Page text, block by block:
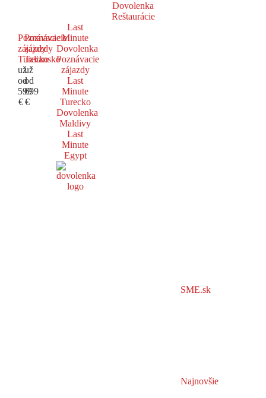
Dovolenka
Reštaurácie
Poznávacie
zájazdy
Turecko
už
od
599
€
Poznávacie
zájazdy
Taliansko
už
od
699
€
Last
Minute
Dovolenka
Poznávacie
zájazdy
Last
Minute
Turecko
Dovolenka
Maldivy
Last
Minute
Egypt
SME.sk
Najnovšie